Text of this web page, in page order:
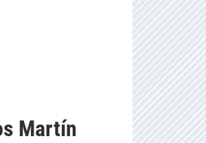
Martín